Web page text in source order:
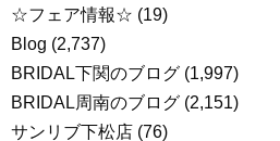
☆フェア情報☆ (19)
Blog (2,737)
BRIDAL下関のブログ (1,997)
BRIDAL周南のブログ (2,151)
サンリブ下松店 (76)